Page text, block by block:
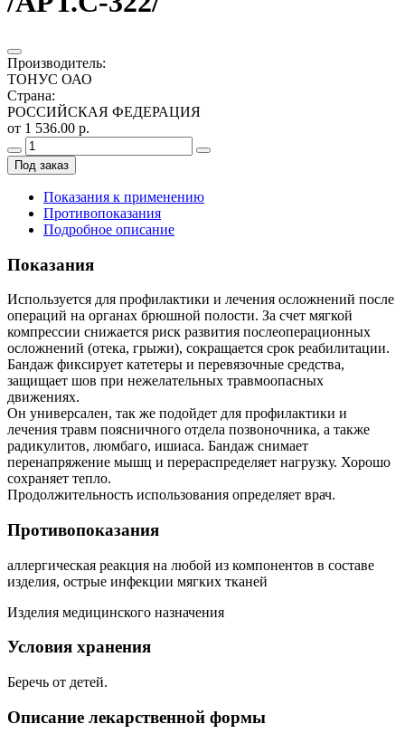
Производитель:
ТОНУС ОАО
Страна:
РОССИЙСКАЯ ФЕДЕРАЦИЯ
от 1 536.00 р.
Под заказ
Показания к применению
Противопоказания
Подробное описание
Показания
Используется для профилактики и лечения осложнений после
операций на органах брюшной полости. За счет мягкой
компрессии снижается риск развития послеоперационных
осложнений (отека, грыжи), сокращается срок реабилитации.
Бандаж фиксирует катетеры и перевязочные средства,
защищает шов при нежелательных травмоопасных
движениях.
Он универсален, так же подойдет для профилактики и
лечения травм поясничного отдела позвоночника, а также
радикулитов, люмбаго, ишиаса. Бандаж снимает
перенапряжение мышц и перераспределяет нагрузку. Хорошо
сохраняет тепло.
Продолжительность использования определяет врач.
Противопоказания
аллергическая реакция на любой из компонентов в составе
изделия, острые инфекции мягких тканей
Изделия медицинского назначения
Условия хранения
Беречь от детей.
Описание лекарственной формы